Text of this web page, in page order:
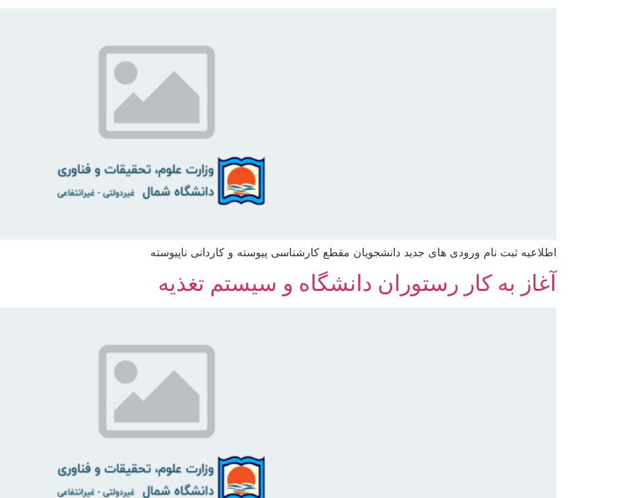
اطلاعیه ثبت نام ورودی های جدید دانشجویان مقطع کارشناسی پیوسته و کاردانی ناپیوسته
آغاز به کار رستوران دانشگاه و سیستم تغذیه